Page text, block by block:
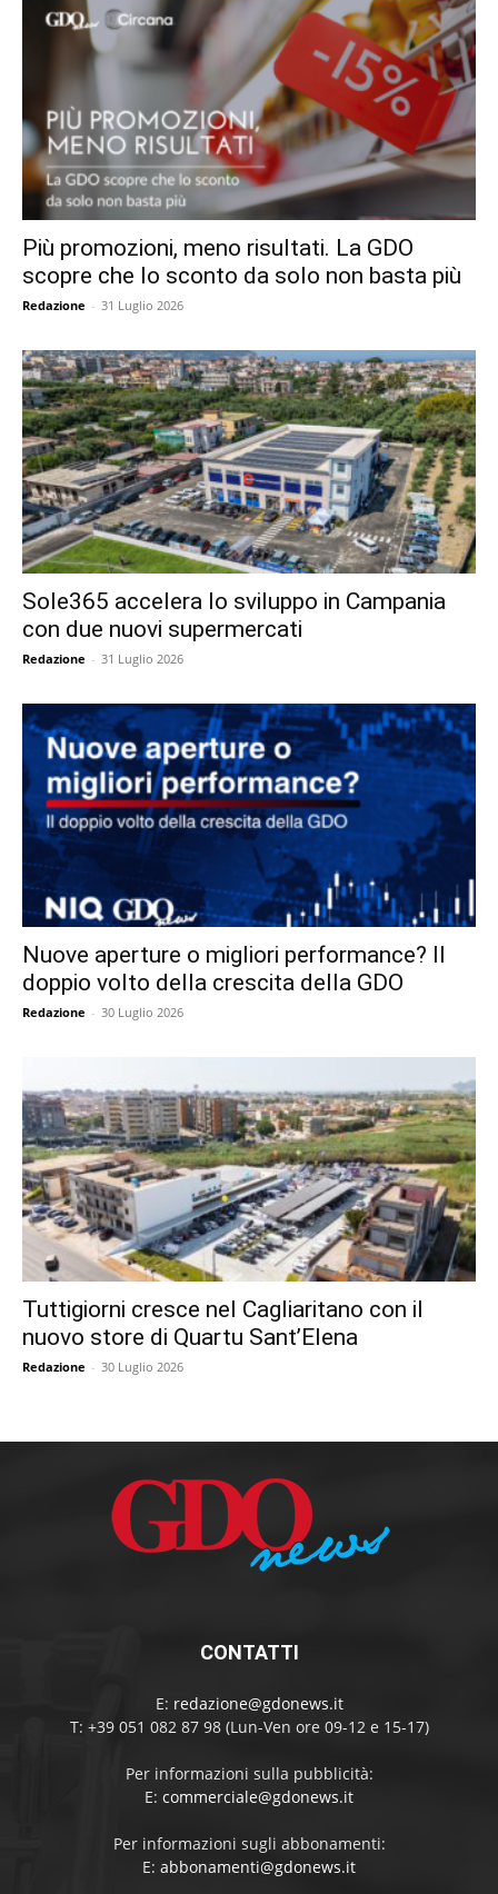
Più promozioni, meno risultati. La GDO
scopre che lo sconto da solo non basta più
Redazione - 31 Luglio 2026
Sole365 accelera lo sviluppo in Campania
con due nuovi supermercati
Redazione - 31 Luglio 2026
Nuove aperture o migliori performance? Il
doppio volto della crescita della GDO
Redazione - 30 Luglio 2026
Tuttigiorni cresce nel Cagliaritano con il
nuovo store di Quartu Sant’Elena
Redazione - 30 Luglio 2026
CONTATTI
E: redazione@gdonews.it
T: +39 051 082 87 98 (Lun-Ven ore 09-12 e 15-17)
Per informazioni sulla pubblicità:
E: commerciale@gdonews.it
Per informazioni sugli abbonamenti:
E: abbonamenti@gdonews.it